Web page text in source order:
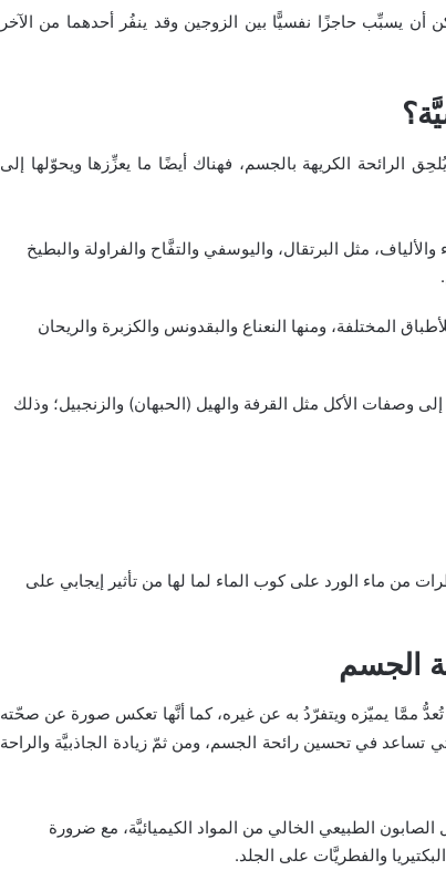
أن يسبِّب حاجزًا نفسيًّا بين الزوجين وقد ينفُر أحدهما من الآخر
الرائحة الكريهة بالجسم، فهناك أيضًا ما يعزِّزها ويحوّلها إلى
مثل البرتقال، واليوسفي والتفَّاح والفراولة والبطيخ
المختلفة، ومنها النعناع والبقدونس والكزبرة والريحان
إلى وصفات الأكل مثل القرفة والهيل (الحبهان) والزنجبيل؛ وذلك
من ماء الورد على كوب الماء لما لها من تأثير إيجابي على
الجسم
ممَّا يميّزه ويتفرّدُ به عن غيره، كما أنَّها تعكس صورة عن صحّته
تساعد في تحسين رائحة الجسم، ومن ثمّ زيادة الجاذبيَّة والراحة
الطبيعي الخالي من المواد الكيميائيَّة، مع ضرورة
والفطريَّات على الجلد.